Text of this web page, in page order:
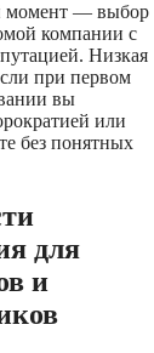
момент — выбор
компании с
Низкая
при первом
вы
или
без понятных
для
и